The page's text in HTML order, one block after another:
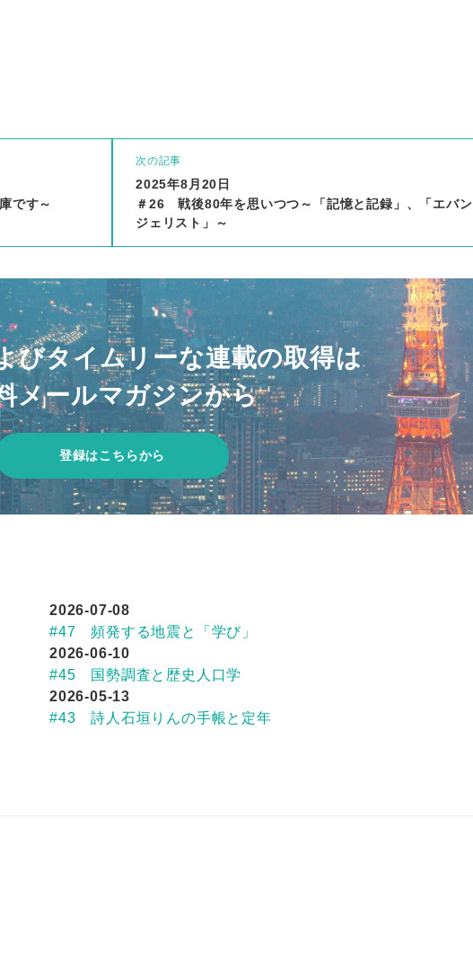
です～
次の記事
2025年8月20日
＃26 戦後80年を思いつつ～「記憶と記録」、「エバン
ジェリスト」～
びタイムリーな連載の取得は
メールマガジンから
登録はこちらから
2026-07-08
#47 頻発する地震と「学び」
2026-06-10
#45 国勢調査と歴史人口学
2026-05-13
#43 詩人石垣りんの手帳と定年